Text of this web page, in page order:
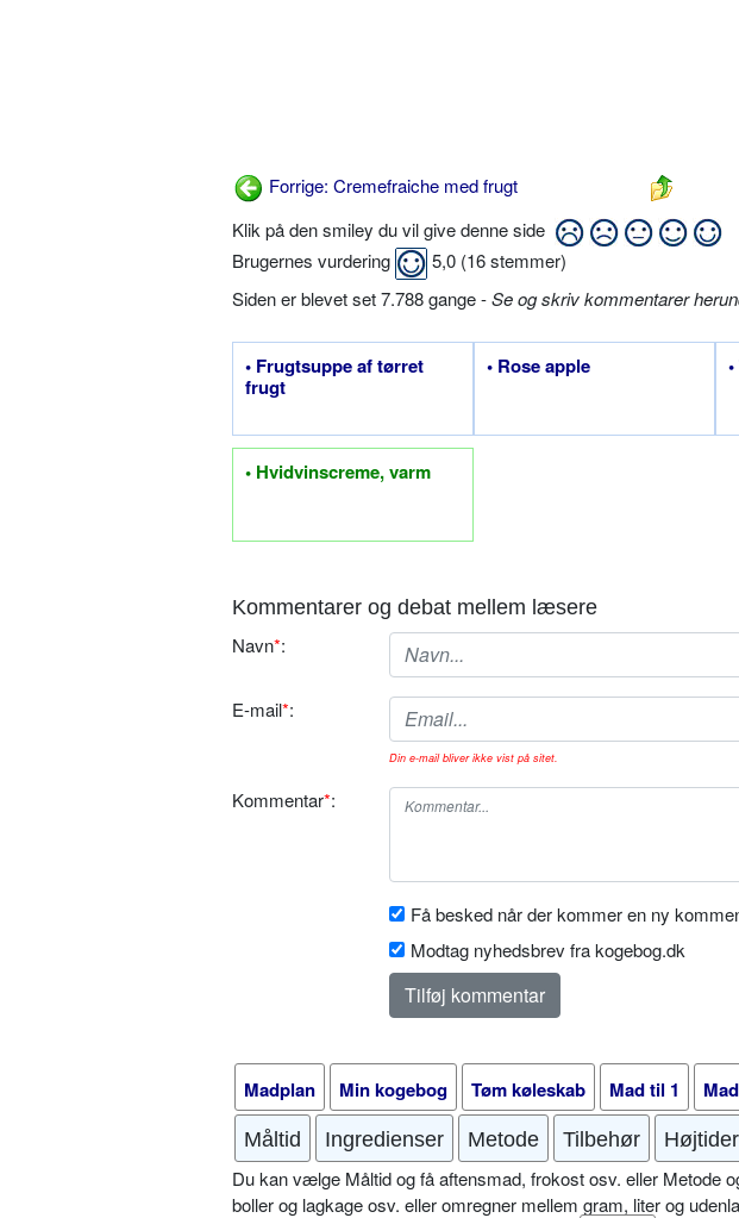
Forrige: Cremefraiche med frugt
Klik på den smiley du vil give denne side
Brugernes vurdering
5,0 (16stemmer)
Siden er blevet set 7.788 gange -Se og skriv kommentarer
• Frugtsuppe af tørret
frugt
• Rose apple
• Hvidvinscreme, varm
Kommentarer og debat mellem læsere
Navn*:
E-mail*:
Din e-mail bliver ikke vist på sitet.
Kommentar*:
Få besked når der kommer en ny
Modtag nyhedsbrev fra kogebog.dk
Madplan Min kogebog Tøm køleskab Mad til 1
Måltid Ingredienser Metode Tilbehør Højtider
Du kan vælge Måltid og få aftensmad, frokost osv. eller Metode
boller og lagkage osv. eller omregner mellem gram, liter og